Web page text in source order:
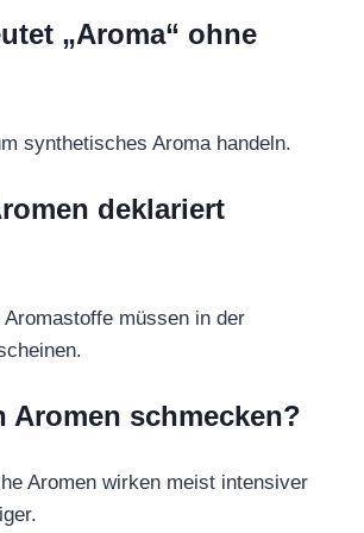
„Aroma“ ohne
synthetisches Aroma handeln.
deklariert
müssen in der
Aromen schmecken?
Aromen wirken meist intensiver